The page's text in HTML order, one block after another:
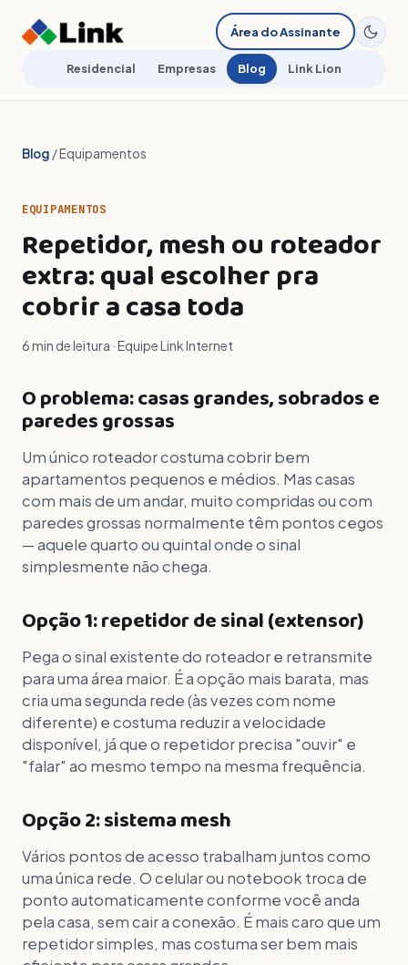
Residencial Empresas Blog Link Lion
Área do Assinante
Blog / Equipamentos
EQUIPAMENTOS
Repetidor, mesh ou roteador
extra: qual escolher pra
cobrir a casa toda
6 min de leitura · Equipe Link Internet
O problema: casas grandes, sobrados e
paredes grossas
Um único roteador costuma cobrir bem
apartamentos pequenos e médios. Mas casas
com mais de um andar, muito compridas ou com
paredes grossas normalmente têm pontos cegos
— aquele quarto ou quintal onde o sinal
simplesmente não chega.
Opção 1: repetidor de sinal (extensor)
Pega o sinal existente do roteador e retransmite
para uma área maior. É a opção mais barata, mas
cria uma segunda rede (às vezes com nome
diferente) e costuma reduzir a velocidade
disponível, já que o repetidor precisa "ouvir" e
"falar" ao mesmo tempo na mesma frequência.
Opção 2: sistema mesh
Vários pontos de acesso trabalham juntos como
uma única rede. O celular ou notebook troca de
ponto automaticamente conforme você anda
pela casa, sem cair a conexão. É mais caro que um
repetidor simples, mas costuma ser bem mais